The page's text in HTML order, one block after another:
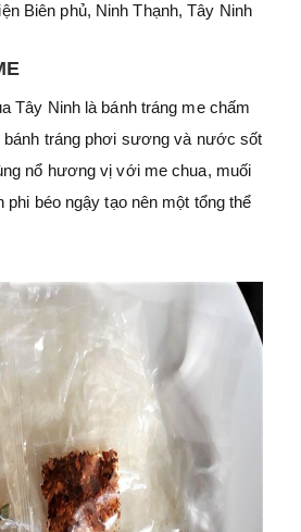
Biên phủ, Ninh Thạnh, Tây Ninh
Tây Ninh là bánh tráng me chấm
bánh tráng phơi sương và nước sốt
nổ hương vị với me chua, muối
béo ngậy tạo nên một tổng thể